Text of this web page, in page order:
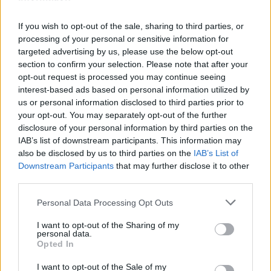
If you wish to opt-out of the sale, sharing to third parties, or
processing of your personal or sensitive information for
targeted advertising by us, please use the below opt-out
section to confirm your selection. Please note that after your
opt-out request is processed you may continue seeing
interest-based ads based on personal information utilized by
us or personal information disclosed to third parties prior to
your opt-out. You may separately opt-out of the further
disclosure of your personal information by third parties on the
IAB’s list of downstream participants. This information may
also be disclosed by us to third parties on the IAB’s List of
Downstream Participants that may further disclose it to other
Personal Data Processing Opt Outs
I want to opt-out of the Sharing of my
personal data.
Opted In
I want to opt-out of the Sale of my
Registro
Federal
de
Contribuyentes
con
la
clave
del presente Contrato, la información necesaria,
Muebles de línea.
En virtud de las Declaraciones anteriores, “Las
siguientes: